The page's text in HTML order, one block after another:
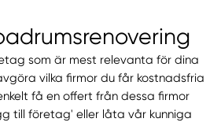
som är mest relevanta för dina
vilka firmor du får kostnadsfria
få en offert från dessa firmor
till företag' eller låta vår kunniga